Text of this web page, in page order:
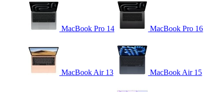
MacBook Pro 14 MacBook Pro 16
MacBook Air 13 MacBook Air 15